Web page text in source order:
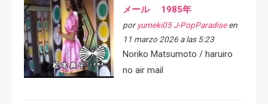
メール 1985年
por yumeki05 J-PopParadiseen
11 marzo 2026 a las 5:23
Noriko Matsumoto / haruiro
no air mail